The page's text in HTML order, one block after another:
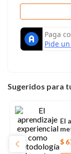
Sugeridos para
El
$